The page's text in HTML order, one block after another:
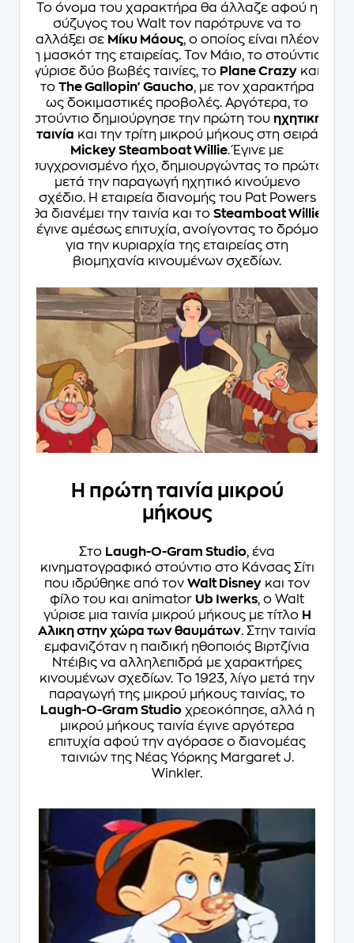
Το όνομα του χαρακτήρα θα άλλαζε αφού η
σύζυγος του Walt τον παρότρυνε να το
αλλάξει σε Μίκυ Μάους, ο οποίος είναι πλέον
η μασκότ της εταιρείας. Τον Μάιο, το στούντιο
γύρισε δύο βωβές ταινίες, το Plane Crazy και
το The Gallopin' Gaucho, με τον χαρακτήρα
ως δοκιμαστικές προβολές. Αργότερα, το
στούντιο δημιούργησε την πρώτη του ηχητική
ταινία και την τρίτη μικρού μήκους στη σειρά
Mickey Steamboat Willie. Έγινε με
συγχρονισμένο ήχο, δημιουργώντας το πρώτο
μετά την παραγωγή ηχητικό κινούμενο
σχέδιο. Η εταιρεία διανομής του Pat Powers
θα διανέμει την ταινία και το Steamboat Willie
έγινε αμέσως επιτυχία, ανοίγοντας το δρόμο
για την κυριαρχία της εταιρείας στη
βιομηχανία κινουμένων σχεδίων.
Η πρώτη ταινία μικρού
μήκους
Στο Laugh-O-Gram Studio, ένα
κινηματογραφικό στούντιο στο Κάνσας Σίτι
που ιδρύθηκε από τον Walt Disney και τον
φίλο του και animator Ub Iwerks, ο Walt
γύρισε μια ταινία μικρού μήκους με τίτλο Η
Αλικη στην χώρα των θαυμάτων. Στην ταινία
εμφανιζόταν η παιδική ηθοποιός Βιρτζίνια
Ντέιβις να αλληλεπιδρά με χαρακτήρες
κινουμένων σχεδίων. Το 1923, λίγο μετά την
παραγωγή της μικρού μήκους ταινίας, το
Laugh-O-Gram Studioχρεοκόπησε, αλλά η
μικρού μήκους ταινία έγινε αργότερα
επιτυχία αφού την αγόρασε ο διανομέας
ταινιών της Νέας Υόρκης Margaret J.
Winkler.